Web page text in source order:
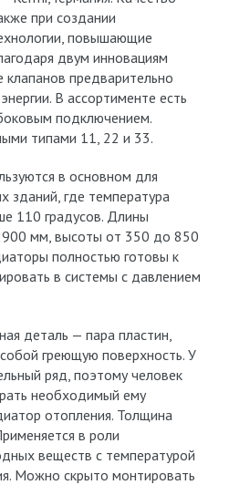
при создании
повышающие
двум инновациям
клапанов предварительно
В ассортименте есть
подключением.
типами 11, 22 и 33.
в основном для
зданий, где температура
110 градусов. Длины
мм, высоты от 350 до 850
полностью готовы к
в системы с давлением
деталь — пара пластин,
греющую поверхность. У
ряд, поэтому человек
необходимый ему
отопления. Толщина
в роли
веществ с температурой
Можно скрыто монтировать